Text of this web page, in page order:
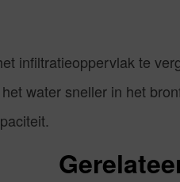
infiltratieoppervlak te
water sneller in het